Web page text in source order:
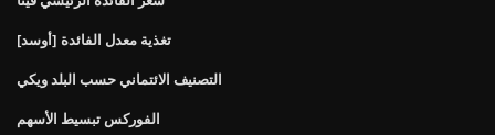
[أوسد] تغذية معدل الفائدة
التصنيف الائتماني حسب البلد ويكي
الفوركس تبسيط الأسهم